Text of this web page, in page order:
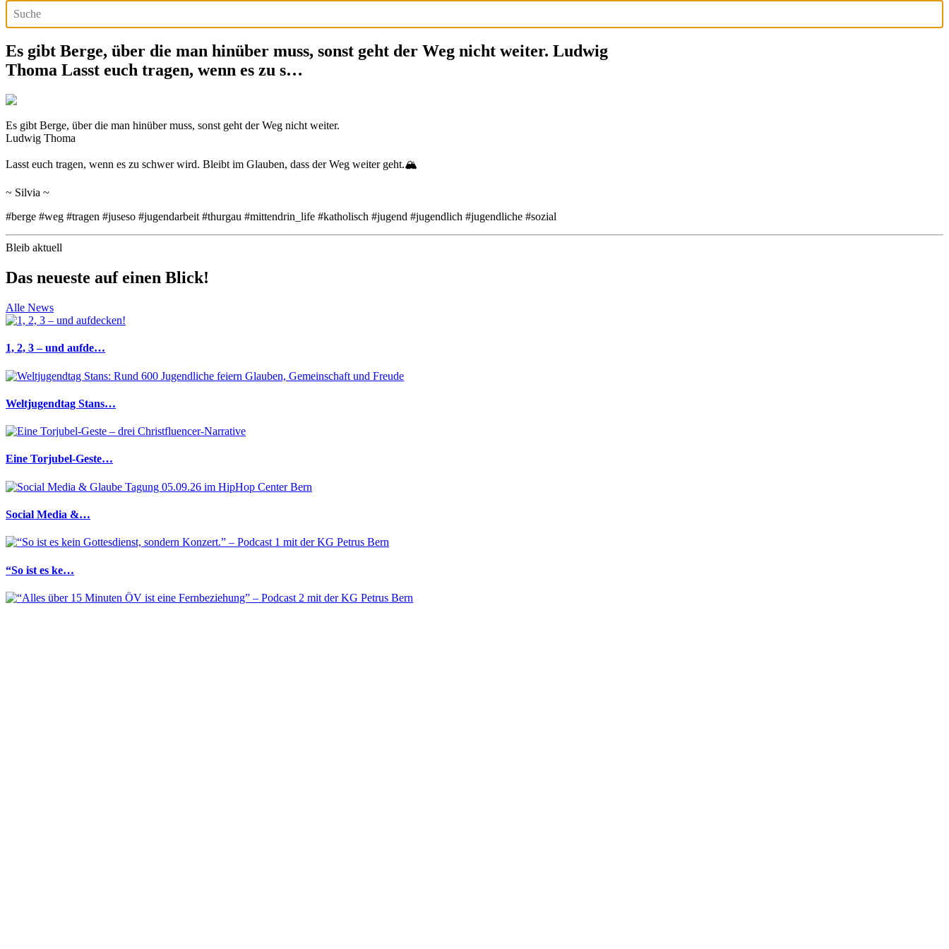
Es gibt Berge, über die man hinüber muss, sonst geht der Weg nicht weiter. Ludwig
Thoma Lasst euch tragen, wenn es zu s…
Es gibt Berge, über die man hinüber muss, sonst geht der Weg nicht weiter.
Ludwig Thoma
Lasst euch tragen, wenn es zu schwer wird. Bleibt im Glauben, dass der Weg weiter geht.🏔
~ Silvia ~
#berge #weg #tragen #juseso #jugendarbeit #thurgau #mittendrin_life #katholisch #jugend #jugendlich #jugendliche #sozial
Bleib aktuell
Das neueste auf einen Blick!
Alle News
1, 2, 3 – und aufde…
Weltjugendtag Stans…
Eine Torjubel-Geste…
Social Media &…
“So ist es ke…